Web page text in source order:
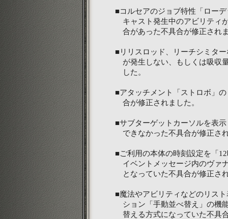
■コルセアのジョブ特性「ロー
キャスト発生中のアビリティ
合があった不具合が修正され
■リリスロッド、リーチシミタ
が発生しない、もしくは吸収
した。
■アタッチメント「ストロボ」
合が修正されました。
■サブターゲットカーソルを表
できなかった不具合が修正さ
■ご利用の本体の時刻設定を「
イベントメッセージ内のヴァ
となっていた不具合が修正さ
■魔法やアビリティなどのリス
ション「手動並べ替え」の機
替える方式になっていた不具